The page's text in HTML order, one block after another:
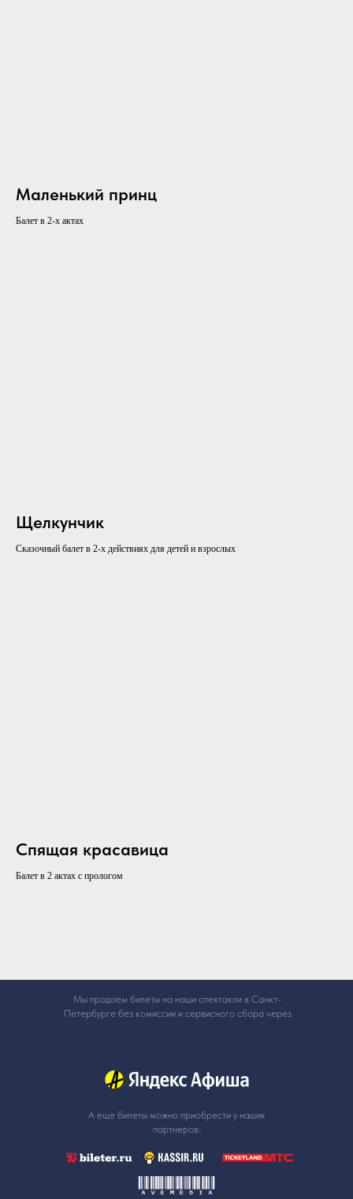
Маленький принц
Балет в 2-х актах
Щелкунчик
Сказочный балет в 2-х действиях для детей и взрослых
Спящая красавица
Балет в 2 актах с прологом
Мы продаем билеты на наши спектакли в Санкт-
Петербурге без комиссии и сервисного сбора через
А еще билеты можно приобрести у наших
партнеров: